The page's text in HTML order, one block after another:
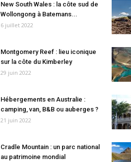
New South Wales : la côte sud de
Wollongong à Batemans...
6 juillet 2022
Montgomery Reef : lieu iconique
sur la côte du Kimberley
29 juin 2022
Hébergements en Australie :
camping, van, B&B ou auberges ?
21 juin 2022
Cradle Mountain : un parc national
au patrimoine mondial